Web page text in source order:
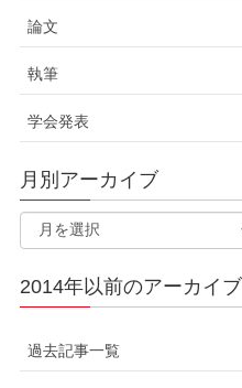
論文
執筆
学会発表
月別アーカイブ
2014年以前のアーカイブ
過去記事一覧